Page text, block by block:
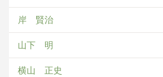
岸 賢治
山下 明
横山 正史